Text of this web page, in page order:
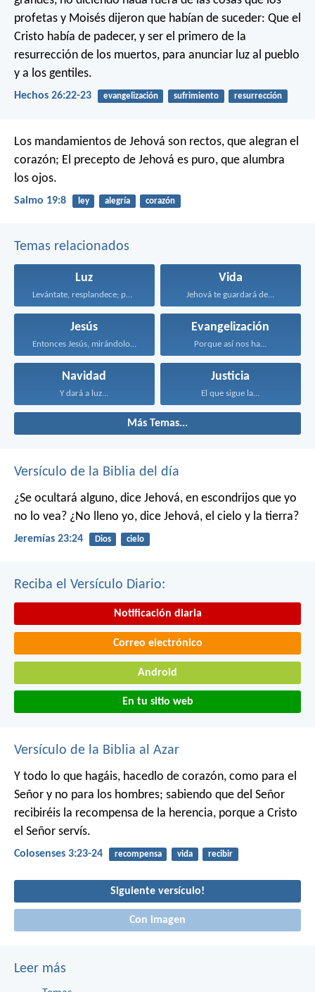
profetas y Moisés dijeron que habían de suceder: Que el
Cristo había de padecer, y ser el primero de la
resurrección de los muertos, para anunciar luz al pueblo
y a los gentiles.
Hechos 26:22-23 evangelización sufrimiento resurrección
Los mandamientos de Jehová son rectos, que alegran el
corazón; El precepto de Jehová es puro, que alumbra
los ojos.
Salmo 19:8 ley alegría corazón
Temas relacionados
Luz
Levántate, resplandece; porque ha...
Vida
Jehová te guardará de...
Jesús
Entonces Jesús, mirándolos, dijo...
Evangelización
Porque así nos ha...
Navidad
Y dará a luz...
Justicia
El que sigue la...
Más Temas...
Versículo de la Biblia del día
¿Se ocultará alguno, dice Jehová, en escondrijos que yo
no lo vea? ¿No lleno yo, dice Jehová, el cielo y la tierra?
Jeremías 23:24 Dios cielo
Reciba el Versículo Diario:
Notificación diaria
Correo electrónico
Android
En tu sitio web
Versículo de la Biblia al Azar
Y todo lo que hagáis, hacedlo de corazón, como para el
Señor y no para los hombres; sabiendo que del Señor
recibiréis la recompensa de la herencia, porque a Cristo
el Señor servís.
Colosenses 3:23-24 recompensa vida recibir
Siguiente versículo!
Con imagen
Leer más